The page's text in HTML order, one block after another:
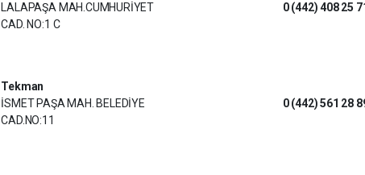
LALAPAŞA MAH.CUMHURİYET
CAD. NO:1 C
0 (442) 408 25
Tekman
İSMET PAŞA MAH. BELEDİYE
CAD.NO:11
0 (442) 561 28